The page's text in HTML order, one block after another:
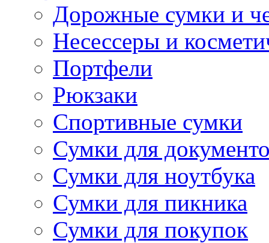
Дорожные сумки и
Несессеры и
Портфели
Рюкзаки
Спортивные сумки
Сумки для
Сумки для ноутбука
Сумки для пикника
Сумки для покупок